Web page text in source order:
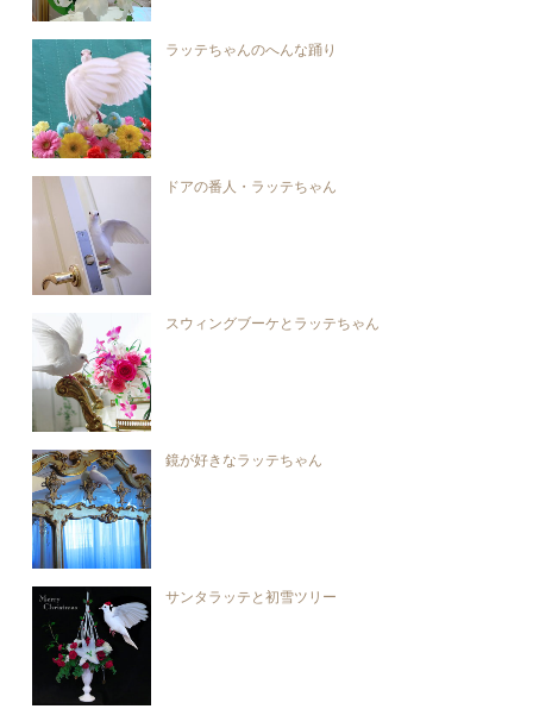
ラッテちゃんのへんな踊り
ドアの番人・ラッテちゃん
スウィングブーケとラッテちゃん
鏡が好きなラッテちゃん
サンタラッテと初雪ツリー